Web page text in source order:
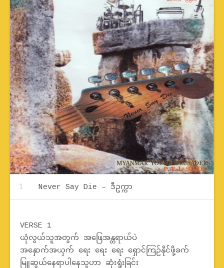
Record Tracklist
Never Say Die – ဒီဥက္ကာ
VERSE 1
ယုံလွယ်သူအတွက် အဖြေအန္တရာယ်ပဲ
အနှောက်အယှက် ရေး ရေး ရေး ရှောင်ကြဉ်နိုင်ဖို့ခက်
မြူဆွယ်နေရာပါနေသူဟာ ဆုံးရှုံးခြင်း